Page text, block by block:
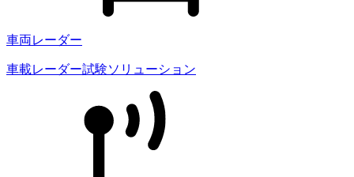
車両レーダー
車載レーダー試験ソリューション